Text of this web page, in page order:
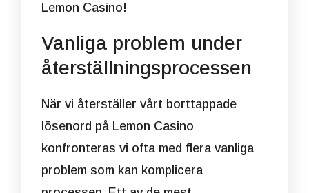
Lemon Casino!
Vanliga problem under
återställningsprocessen
När vi återställer vårt borttappade
lösenord på Lemon Casino
konfronteras vi ofta med flera vanliga
problem som kan komplicera